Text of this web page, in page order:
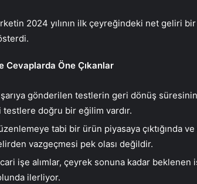
2024 yılının ilk çeyreğindeki net geliri bir
Cevaplarda Öne Çıkanlar
gönderilen testlerin geri dönüş
testlere doğru bir eğilim vardır.
tabi bir ürün piyasaya çıktığında
vazgeçmesi pek olası değildir.
işe alımlar, çeyrek sonuna kadar
ilerliyor.